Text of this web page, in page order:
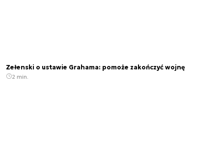
Zełenski o ustawie Grahama: pomoże zakończyć wojnę
2 min.